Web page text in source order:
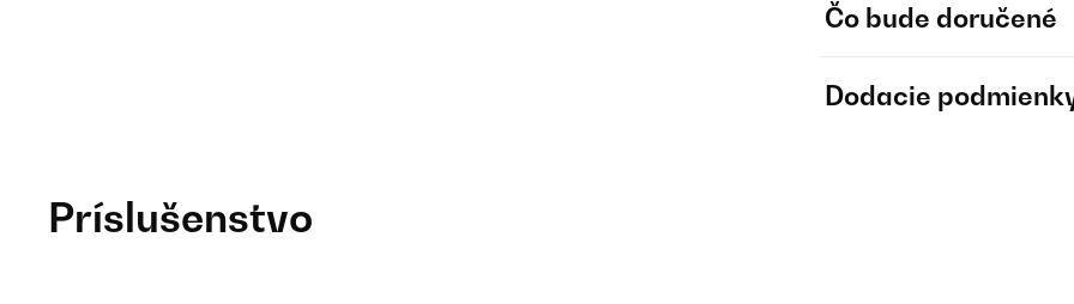
Čo bude doručené
Dodacie
Príslušenstvo